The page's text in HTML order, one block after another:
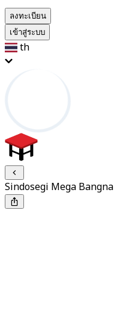
ลงทะเบียน
เข้าสู่ระบบ
th
Sindosegi Mega Bangna